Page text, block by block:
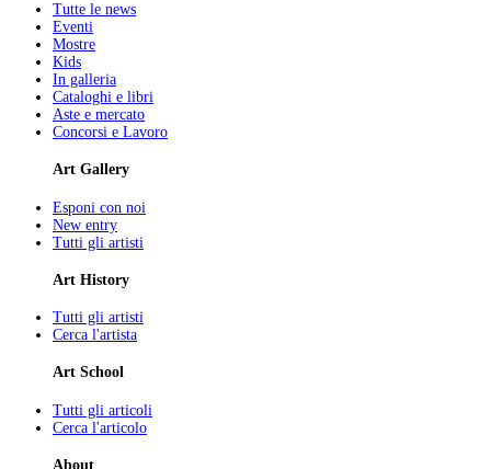
Tutte le news
Eventi
Mostre
Kids
In galleria
Cataloghi e libri
Aste e mercato
Concorsi e Lavoro
Art Gallery
Esponi con noi
New entry
Tutti gli artisti
Art History
Tutti gli artisti
Cerca l'artista
Art School
Tutti gli articoli
Cerca l'articolo
About